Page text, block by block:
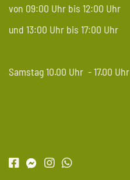
von 09:00 Uhr bis 12:00 Uhr
und 13:00 Uhr bis 17:00 Uhr
Samstag 10.00 Uhr - 17.00 Uhr